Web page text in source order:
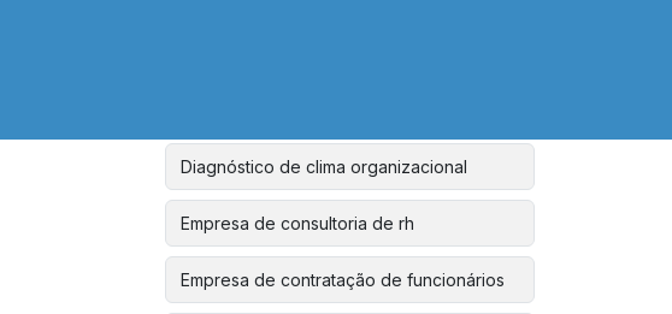
Diagnóstico de clima organizacional
Empresa de consultoria de rh
Empresa de contratação de funcionários